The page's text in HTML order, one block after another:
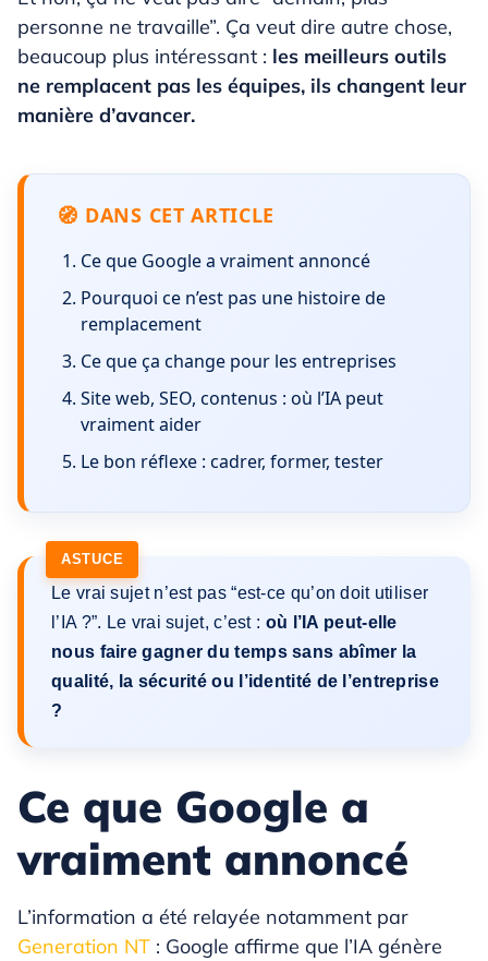
personne ne travaille”. Ça veut dire autre chose,
beaucoup plus intéressant : les meilleurs outils
ne remplacent pas les équipes, ils changent leur
manière d’avancer.
DANS CET ARTICLE
Ce que Google a vraiment annoncé
Pourquoi ce n’est pas une histoire de
remplacement
Ce que ça change pour les entreprises
Site web, SEO, contenus : où l’IA peut
vraiment aider
Le bon réflexe : cadrer, former, tester
Le vrai sujet n’est pas “est-ce qu’on doit utiliser
l’IA ?”. Le vrai sujet, c’est : où l’IA peut-elle
nous faire gagner du temps sans abîmer la
qualité, la sécurité ou l’identité de l’entreprise
?
Ce que Google a
vraiment annoncé
L’information a été relayée notamment par
Generation NT : Google affirme que l’IA génère